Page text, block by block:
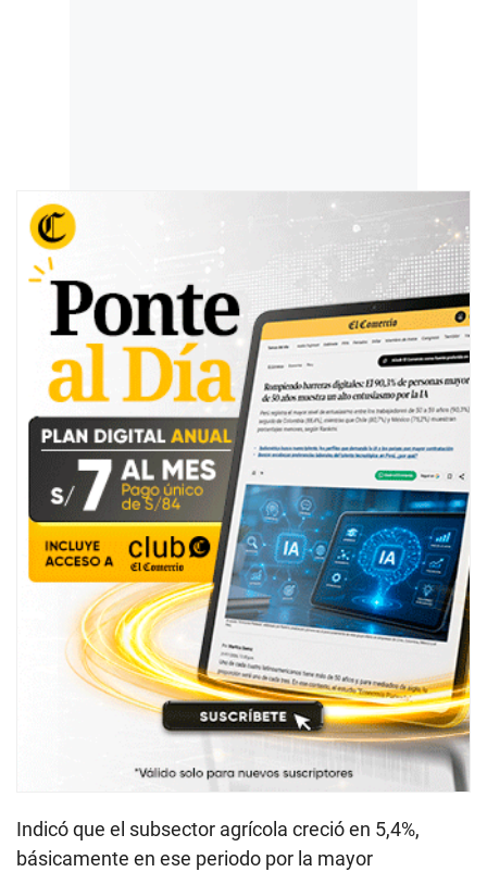
Indicó que el subsector agrícola creció en 5,4%,
básicamente en ese periodo por la mayor